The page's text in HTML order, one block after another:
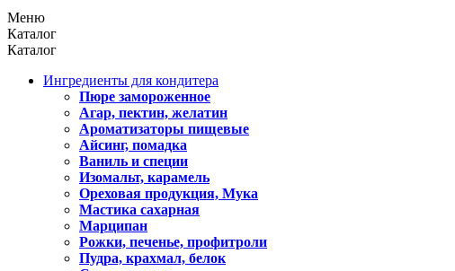
Меню
Каталог
Каталог
Ингредиенты для кондитера
Пюре замороженное
Агар, пектин, желатин
Ароматизаторы пищевые
Айсинг, помадка
Ваниль и специи
Изомальт, карамель
Ореховая продукция, Мука
Мастика сахарная
Марципан
Рожки, печенье, профитроли
Пудра, крахмал, белок